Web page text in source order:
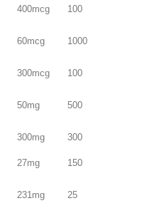
400mcg 100
60mcg 1000
300mcg 100
50mg 500
300mg 300
27mg 150
231mg 25